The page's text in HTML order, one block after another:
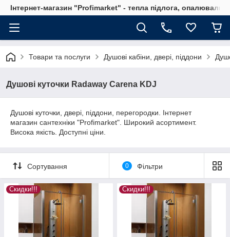
Інтернет-магазин "Profimarket" - тепла підлога,
Товари та послуги Душові кабіни, двері, піддони
Душові куточки Radaway Carena KDJ
Душові куточки, двері, піддони, перегородки. Інтернет
магазин сантехніки "Profimarket". Широкий асортимент.
Висока якість. Доступні ціни.
Сортування 0 Фільтри
Скидки!!! Скидки!!!